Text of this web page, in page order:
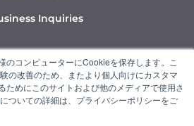
のコンピューターにCookieを保存します。こ
の改善のため、またより個人向けにカスタマ
ためにこのサイトおよび他のメディアで使用さ
ついての詳細は、プライバシーポリシーをご
Inquiries
I
n
s
t
L
i
n
k